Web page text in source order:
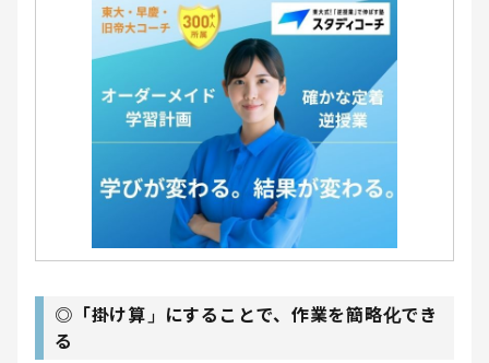
◎「掛け算」にすることで、作業を簡略化でき
る